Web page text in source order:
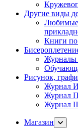
Другие виды
Любимые
Книги по
Журналы
Рисунок,
Журнал
Журнал
Журнал
Магазин